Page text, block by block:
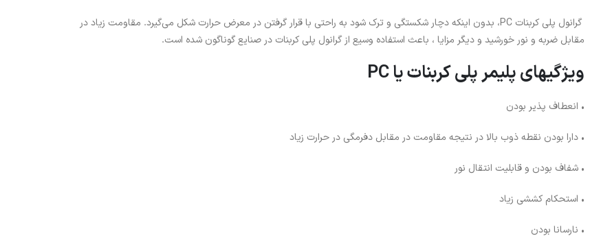
گرانول پلی کربنات PC، بدون اینکه دچار شکستگی و ترک شود به راحتی با قرار گرفتن در معرض حرارت شکل می‌گیرد. مقاومت زیاد در
مقابل ضربه و نور خورشید و دیگر مزایا ، باعث استفاده وسیع از گرانول پلی کربنات در صنایع گوناگون شده است.
ویژگیهای پلیمر پلی کربنات یا PC
• انعطاف پذیر بودن
• دارا بودن نقطه ذوب بالا در نتیجه مقاومت در مقابل دفرمگی در حرارت زیاد
• شفاف بودن و قابلیت انتقال نور
• استحکام کششی زیاد
• نارسانا بودن